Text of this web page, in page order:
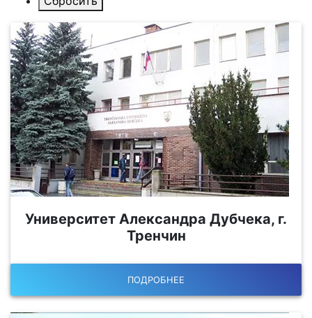
Университет Александра Дубчека, г.
Тренчин
ПОДРОБНЕЕ